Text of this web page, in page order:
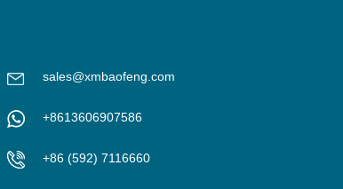
sales@xmbaofeng.com
+8613606907586
+86 (592) 7116660